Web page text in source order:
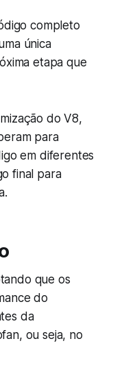
completo
única
etapa que
do V8,
para
em diferentes
final para
que os
do
da
ou seja, no